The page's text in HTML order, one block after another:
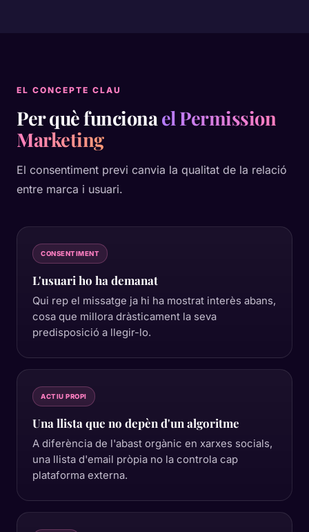
EL CONCEPTE CLAU
Per què funcionael Permission
Marketing
El consentiment previ canvia la qualitat de la relació
entre marca i usuari.
CONSENTIMENT
L'usuari ho ha demanat
Qui rep el missatge ja hi ha mostrat interès abans,
cosa que millora dràsticament la seva
predisposició a llegir-lo.
ACTIU PROPI
Una llista que no depèn d'un algoritme
A diferència de l'abast orgànic en xarxes socials,
una llista d'email pròpia no la controla cap
plataforma externa.